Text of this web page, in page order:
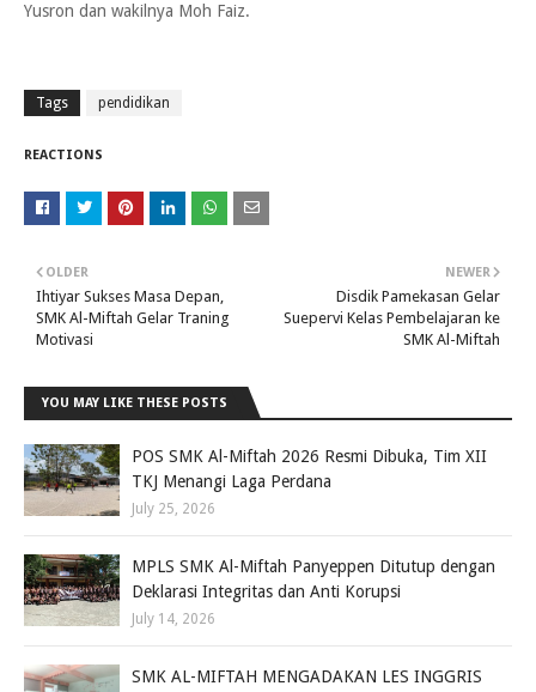
Yusron dan wakilnya Moh Faiz.
Tags pendidikan
REACTIONS
NEWER
Disdik Pamekasan Gelar
Suepervi Kelas Pembelajaran ke
SMK Al-Miftah
OLDER
Ihtiyar Sukses Masa Depan,
SMK Al-Miftah Gelar Traning
Motivasi
YOU MAY LIKE THESE POSTS
POS SMK Al-Miftah 2026 Resmi Dibuka, Tim XII
TKJ Menangi Laga Perdana
July 25, 2026
MPLS SMK Al-Miftah Panyeppen Ditutup dengan
Deklarasi Integritas dan Anti Korupsi
July 14, 2026
SMK AL-MIFTAH MENGADAKAN LES INGGRIS